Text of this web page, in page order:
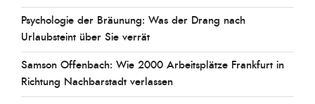
Psychologie der Bräunung: Was der Drang nach
Urlaubsteint über Sie verrät
Samson Offenbach: Wie 2000 Arbeitsplätze Frankfurt in
Richtung Nachbarstadt verlassen